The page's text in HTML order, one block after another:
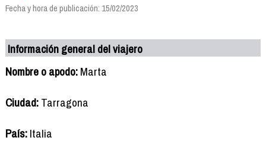
Fecha y hora de publicación: 15/02/2023
Información general del viajero
Nombre o apodo:Marta
Ciudad:Tarragona
País:Italia